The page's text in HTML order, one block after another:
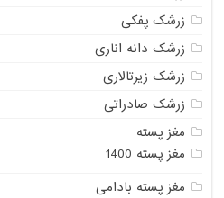
زرشک پفکی
زرشک دانه اناری
زرشک زیرتالاری
زرشک صادراتی
مغز پسته
مغز پسته 1400
مغز پسته بادامی